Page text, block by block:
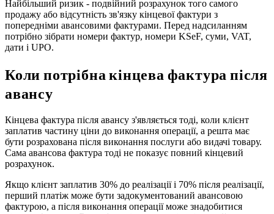
Найбільший ризик - подвійний розрахунок того самого
продажу або відсутність зв'язку кінцевої фактури з
попередніми авансовими фактурами. Перед надсиланням
потрібно зібрати номери фактур, номери KSeF, суми, VAT,
дати і UPO.
Коли потрібна кінцева фактура після
авансу
Кінцева фактура після авансу з'являється тоді, коли клієнт
заплатив частину ціни до виконання операції, а решта має
бути розрахована після виконання послуги або видачі товару.
Сама авансова фактура тоді не показує повний кінцевий
розрахунок.
Якщо клієнт заплатив 30% до реалізації і 70% після реалізації,
перший платіж може бути задокументований авансовою
фактурою, а після виконання операції може знадобитися